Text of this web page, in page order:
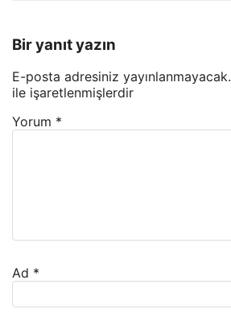
Bir yanıt yazın
E-posta adresiniz yayınlanmayacak.
ile işaretlenmişlerdir
Yorum *
Ad *